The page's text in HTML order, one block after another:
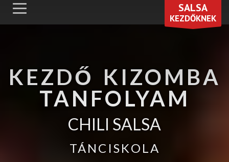
SALSA
KEZDŐKNEK
KEZDŐ KIZOMBA
TANFOLYAM
CHILI SALSA
TÁNCISKOLA